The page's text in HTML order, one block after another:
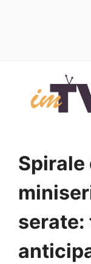
contenuto
Spirale
serate: